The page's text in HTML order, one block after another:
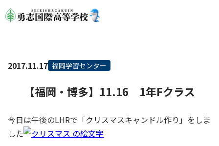
2017.11.17 福岡学習センター
【福岡・博多】11.16 1年Fクラス
今日は午後のLHRで「クリスマスキャンドル作り」をしま
した